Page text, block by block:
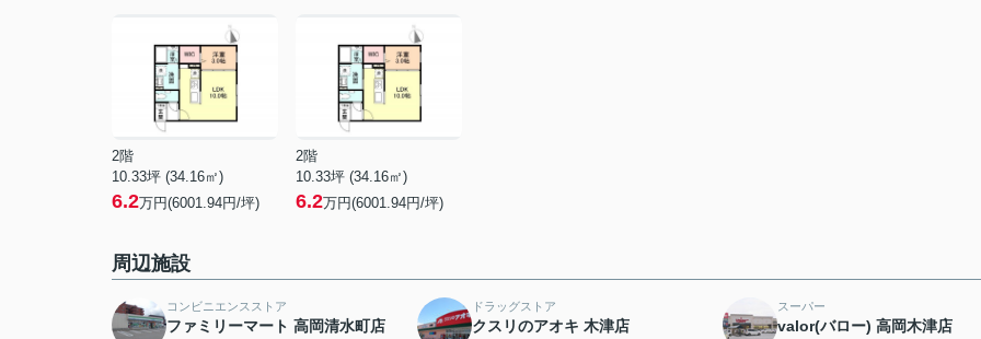
2階
10.33坪 (34.16㎡)
6.2万円(6001.94円/坪)
2階
10.33坪 (34.16㎡)
6.2万円(6001.94円/坪)
周辺施設
コンビニエンスストア
ファミリーマート 高岡清水町店
ドラッグストア
クスリのアオキ 木津店
スーパー
valor(バロー) 高岡木津店